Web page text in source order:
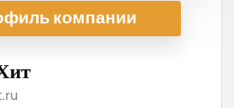
компании